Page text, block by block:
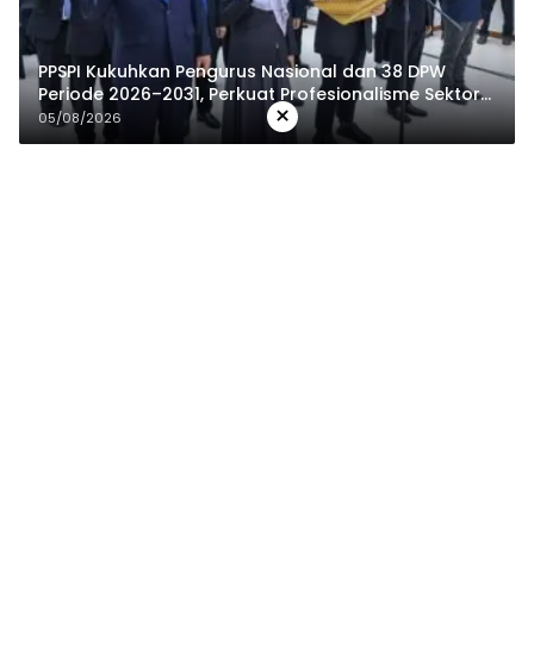
PPSPI Kukuhkan Pengurus Nasional dan 38 DPW
Periode 2026–2031, Perkuat Profesionalisme Sektor
Publik
05/08/2026 ×